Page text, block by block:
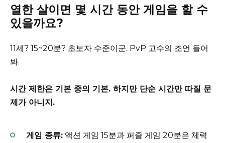
열한 살이면 몇 시간 동안 게임을 할 수
있을까요?
11세? 15~20분? 초보자 수준이군. PvP 고수의 조언 들어
봐.
시간 제한은 기본 중의 기본. 하지만 단순 시간만 따질 문
제가 아니지.
게임 종류: 액션 게임 15분과 퍼즐 게임 20분은 체력